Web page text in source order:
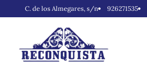
C. de los Almegares, s/n 926271535